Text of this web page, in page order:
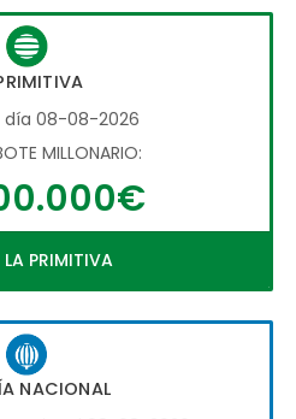
día 08-08-2026
MILLONARIO:
PRIMITIVA
NACIONAL